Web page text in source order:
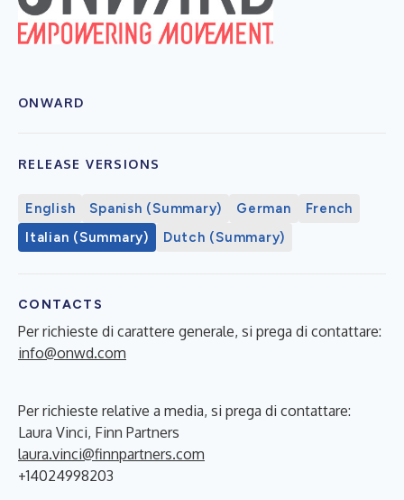
ONWARD
RELEASE VERSIONS
English Spanish (Summary) German
French
Italian (Summary)
Dutch (Summary)
CONTACTS
Per richieste di carattere generale, si prega di contattare:
info@onwd.com
Per richieste relative a media, si prega di contattare:
Laura Vinci, Finn Partners
laura.vinci@finnpartners.com
+14024998203